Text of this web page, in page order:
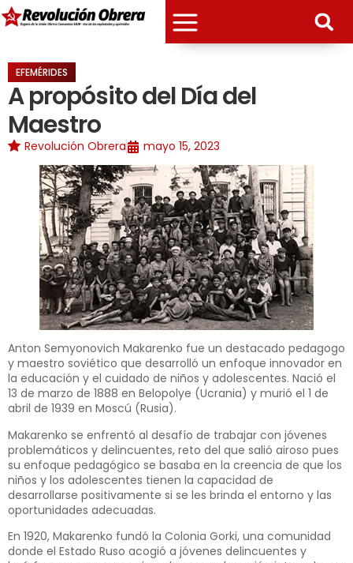
EFEMÉRIDES
A propósito del Día del
Maestro
Revolución Obrera mayo 15, 2023
Anton Semyonovich Makarenko fue un destacado pedagogo
y maestro soviético que desarrolló un enfoque innovador en
la educación y el cuidado de niños y adolescentes. Nació el
13 de marzo de 1888 en Belopolye (Ucrania) y murió el 1 de
abril de 1939 en Moscú (Rusia).
Makarenko se enfrentó al desafío de trabajar con jóvenes
problemáticos y delincuentes, reto del que salió airoso pues
su enfoque pedagógico se basaba en la creencia de que los
niños y los adolescentes tienen la capacidad de
desarrollarse positivamente si se les brinda el entorno y las
oportunidades adecuadas.
En 1920, Makarenko fundó la Colonia Gorki, una comunidad
donde el Estado Ruso acogió a jóvenes delincuentes y